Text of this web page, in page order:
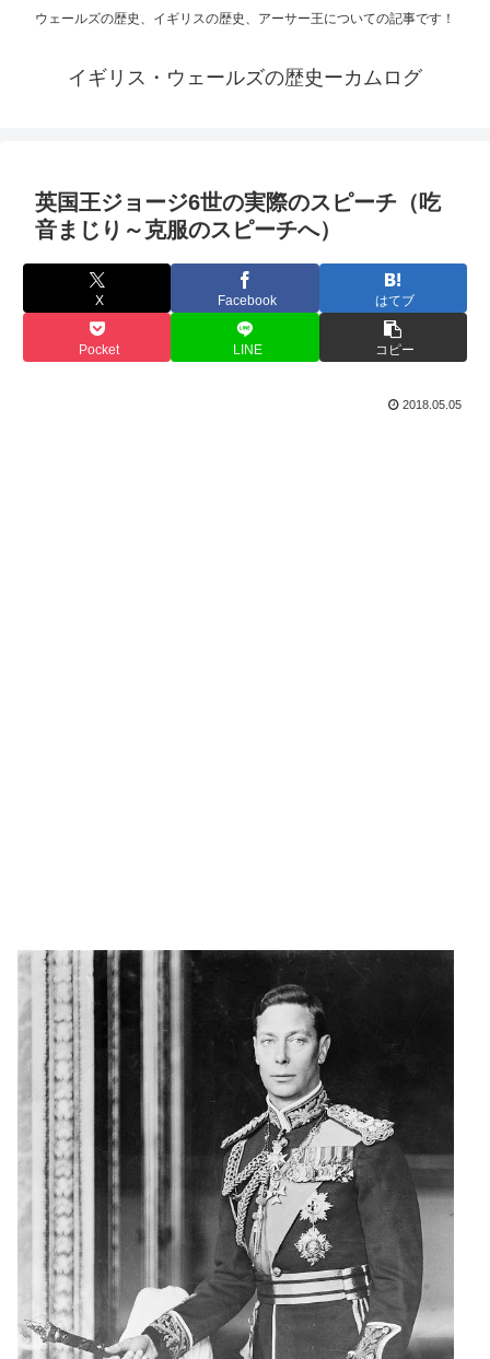
ウェールズの歴史、イギリスの歴史、アーサー王についての記事です！
イギリス・ウェールズの歴史ーカムログ
英国王ジョージ6世の実際のスピーチ（吃
音まじり～克服のスピーチへ）
X Facebook はてブ
Pocket LINE コピー
2018.05.05